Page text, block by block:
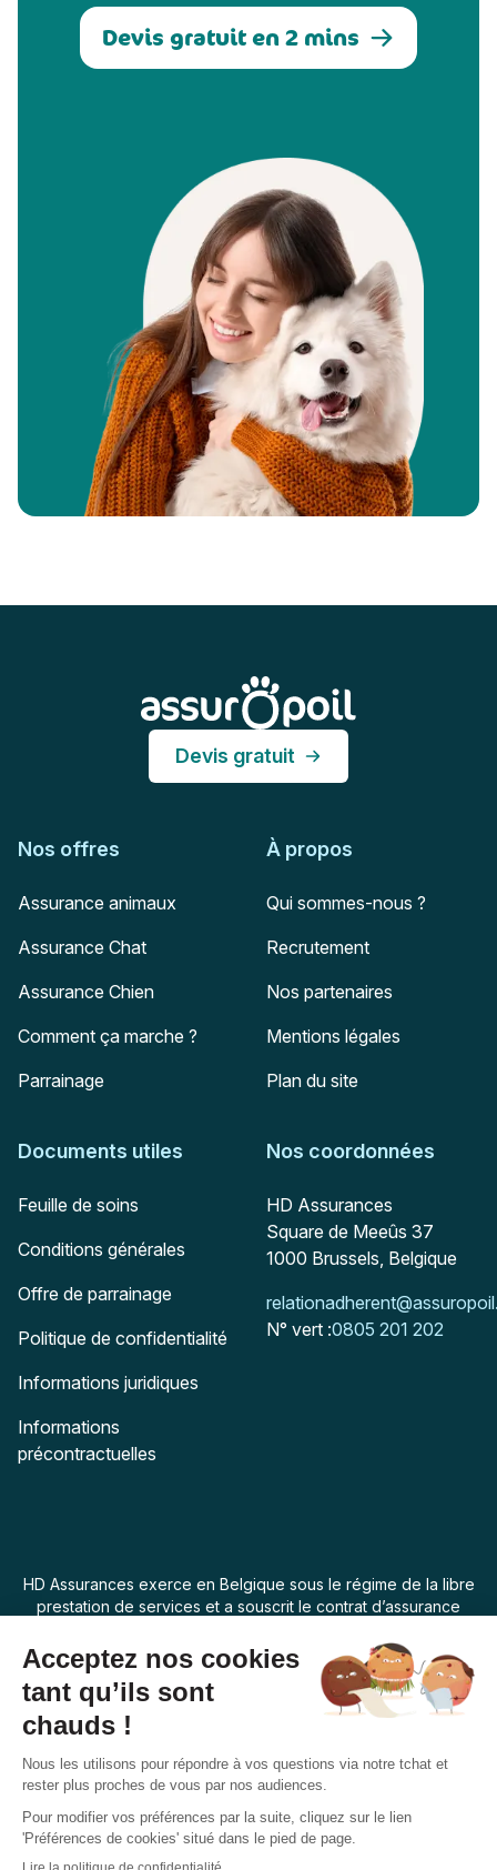
Devis gratuit en 2 mins
Devis gratuit
Nos offres
Assurance animaux
Assurance Chat
Assurance Chien
Comment ça marche ?
Parrainage
À propos
Qui sommes-nous ?
Recrutement
Nos partenaires
Mentions légales
Plan du site
Documents utiles
Feuille de soins
Conditions générales
Offre de parrainage
Politique de confidentialité
Informations juridiques
Informations
précontractuelles
Nos coordonnées
Adresse postale
HD Assurances
Square de Meeûs 37
1000 Brussels, Belgique
Mail :
N° vert :0805 201 202
HD Assurances exerce en Belgique sous le régime de la libre
prestation de services et a souscrit le contrat d’assurance
le siège social est 7 rue Belgrand, 92300 Levallois Perret,
France. La loi applicable au produit d’assurance est la loi
Suivez-nous